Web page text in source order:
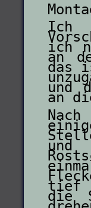
Ich
ich
an
das
und
an
und
tief
die